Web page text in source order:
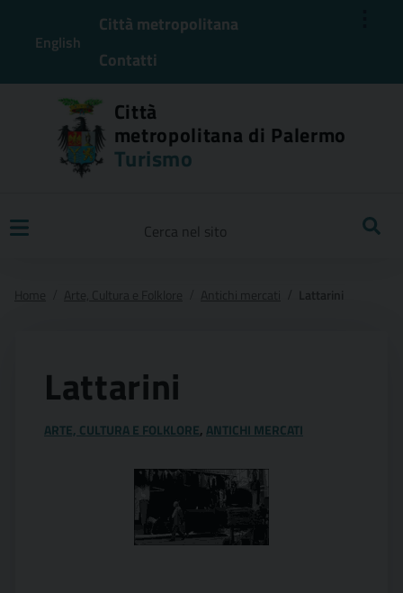
English
Città metropolitana
Contatti
Città
metropolitana di Palermo
Turismo
Lattarini
ARTE, CULTURA E FOLKLORE, ANTICHI MERCATI